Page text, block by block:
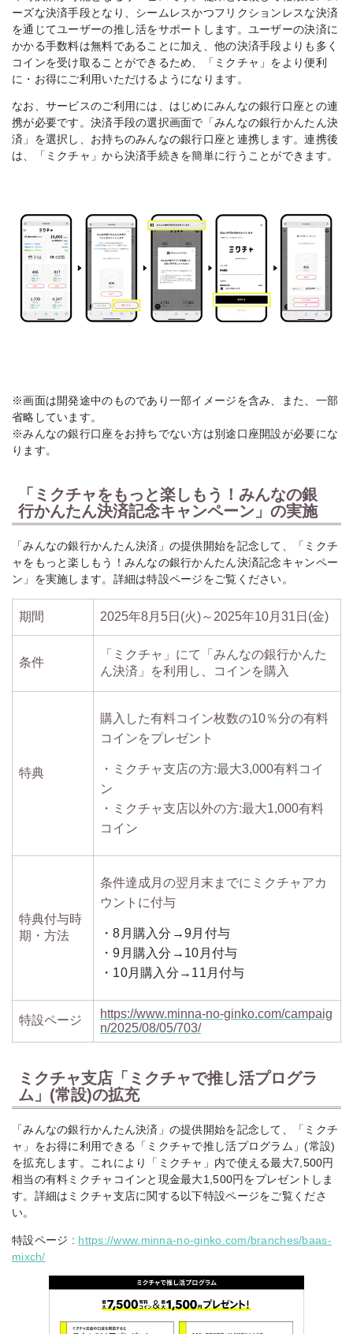
ーズな決済手段となり、シームレスかつフリクションレスな決済
を通じてユーザーの推し活をサポートします。ユーザーの決済に
かかる手数料は無料であることに加え、他の決済手段よりも多く
コインを受け取ることができるため、「ミクチャ」をより便利
に・お得にご利用いただけるようになります。
なお、サービスのご利用には、はじめにみんなの銀行口座との連
携が必要です。決済手段の選択画面で「みんなの銀行かんたん決
済」を選択し、お持ちのみんなの銀行口座と連携します。連携後
は、「ミクチャ」から決済手続きを簡単に行うことができます。
※画面は開発途中のものであり一部イメージを含み、また、一部
省略しています。
※みんなの銀行口座をお持ちでない方は別途口座開設が必要にな
ります。
「ミクチャをもっと楽しもう！みんなの銀
行かんたん決済記念キャンペーン」の実施
「みんなの銀行かんたん決済」の提供開始を記念して、「ミクチ
ャをもっと楽しもう！みんなの銀行かんたん決済記念キャンペー
ン」を実施します。詳細は特設ページをご覧ください。
期間 2025年8月5日(火)～2025年10月31日(金)
条件
「ミクチャ」にて「みんなの銀行かんた
ん決済」を利用し、コインを購入
特典
購入した有料コイン枚数の10％分の有料
コインをプレゼント
・ミクチャ支店の方:最大3,000有料コイ
ン
・ミクチャ支店以外の方:最大1,000有料
コイン
特典付与時
期・方法
条件達成月の翌月末までにミクチャアカ
ウントに付与
・8月購入分→9月付与
・9月購入分→10月付与
・10月購入分→11月付与
特設ページ
https://www.minna-no-ginko.com/campaig
n/2025/08/05/703/
ミクチャ支店「ミクチャで推し活プログラ
ム」(常設)の拡充
「みんなの銀行かんたん決済」の提供開始を記念して、「ミクチ
ャ」をお得に利用できる「ミクチャで推し活プログラム」(常設)
を拡充します。これにより「ミクチャ」内で使える最大7,500円
相当の有料ミクチャコインと現金最大1,500円をプレゼントしま
す。詳細はミクチャ支店に関する以下特設ページをご覧くださ
い。
特設ページ : https://www.minna-no-ginko.com/branches/baas-
mixch/